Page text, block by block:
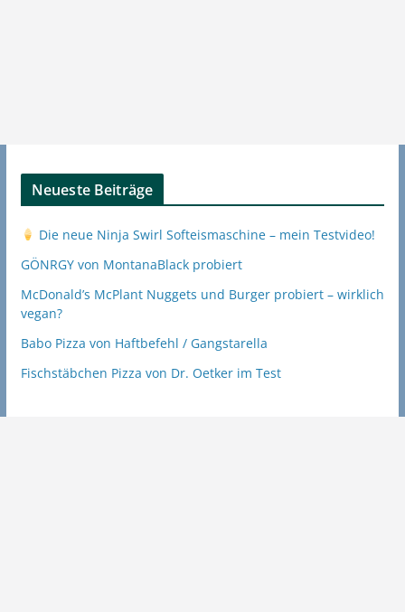
Neueste Beiträge
Die neue Ninja Swirl Softeismaschine – mein Testvideo!
GÖNRGY von MontanaBlack probiert
McDonald’s McPlant Nuggets und Burger probiert – wirklich
vegan?
Babo Pizza von Haftbefehl / Gangstarella
Fischstäbchen Pizza von Dr. Oetker im Test